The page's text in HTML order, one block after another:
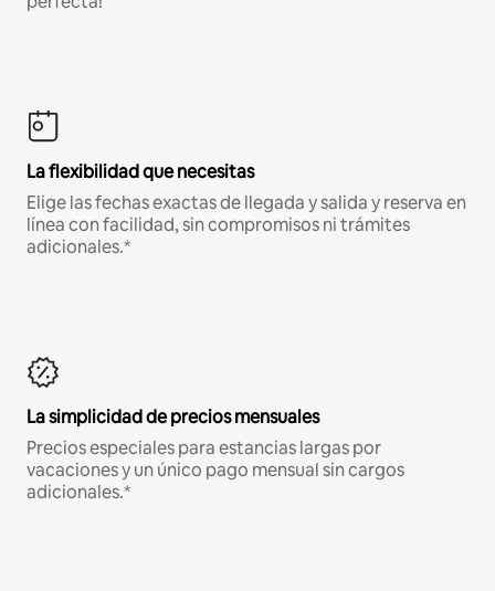
La flexibilidad que necesitas
Elige las fechas exactas de llegada y salida y reserva en
línea con facilidad, sin compromisos ni trámites
adicionales.*
La simplicidad de precios mensuales
Precios especiales para estancias largas por
vacaciones y un único pago mensual sin cargos
adicionales.*